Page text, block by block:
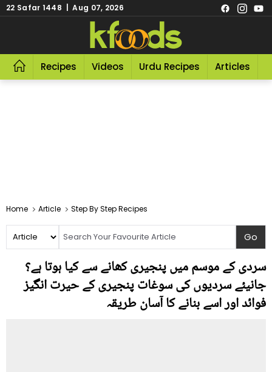
22 Safar 1448 | Aug 07, 2026
Recipes Videos Urdu Recipes Articles
Home Article Step By Step Recipes
سردی کے موسم میں پنجیری کھانے سے کیا ہوتا ہے؟
جانیئے سردیوں کی سوغات پنجیری کے حیرت انگیز
فوائد اور اسے بنانے کا آسان طریقہ